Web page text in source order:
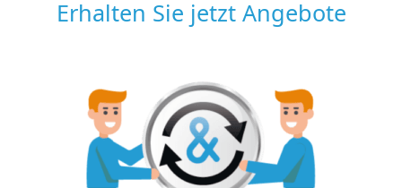
Erhalten Sie jetzt Angebote